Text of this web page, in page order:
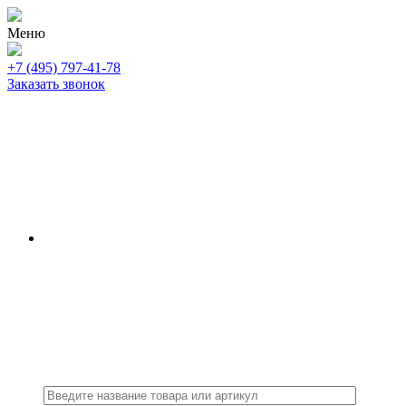
Меню
+7 (495) 797-41-78
Заказать звонок